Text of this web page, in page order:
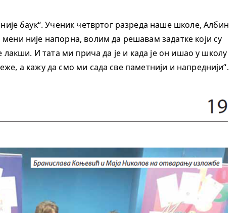
баук“. Ученик четвртог разреда наше школе, Албин
није напорна, волим да решавам задатке који су
И тата ми прича да је и када је он ишао у школу
а кажу да смо ми сада све паметнији и напреднији“.